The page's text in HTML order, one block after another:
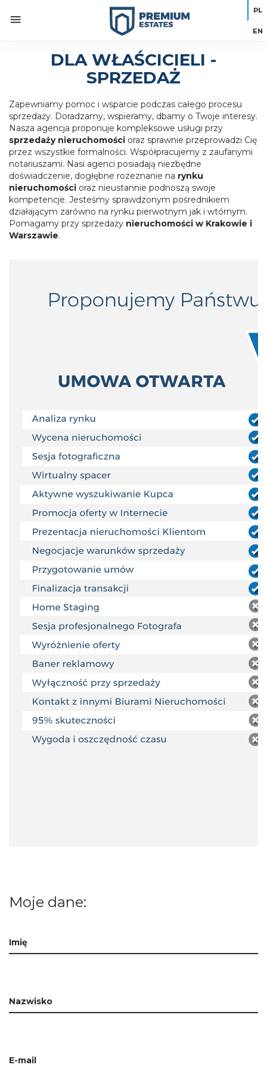
PL
EN
DLA WŁAŚCICIELI -
SPRZEDAŻ
Zapewniamy pomoc i wsparcie podczas całego procesu
sprzedaży. Doradzamy, wspieramy, dbamy o Twoje interesy.
Nasza agencja proponuje kompleksowe usługi przy
sprzedaży nieruchomości oraz sprawnie przeprowadzi Cię
przez wszystkie formalności. Współpracujemy z zaufanymi
notariuszami. Nasi agenci posiadają niezbędne
doświadczenie, dogłębne rozeznanie na rynku
nieruchomości oraz nieustannie podnoszą swoje
kompetencje. Jesteśmy sprawdzonym pośrednikiem
działającym zarówno na rynku pierwotnym jak i wtórnym.
Pomagamy przy sprzedaży nieruchomości w Krakowie i
Warszawie.
Moje dane:
Imię
Nazwisko
E-mail